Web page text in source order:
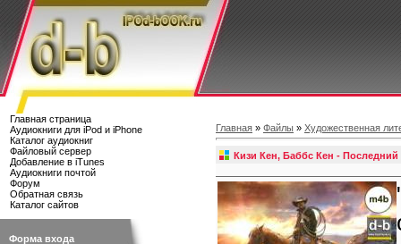
Главная страница
Аудиокниги для iPod и iPhone
Каталог аудиокниг
Файловый сервер
Добавление в iTunes
Аудиокниги почтой
Форум
Обратная связь
Каталог сайтов
Форма входа
Главная » Файлы » Художественная
Кизи Кен, Баббс Кен - Последний